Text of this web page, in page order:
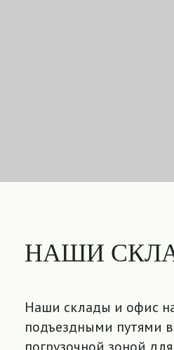
НАШИ
Наши склады и офис
подъездными путями